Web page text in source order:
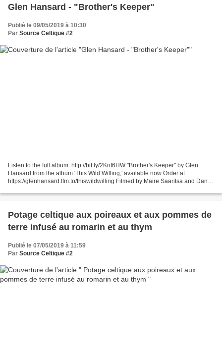
Glen Hansard - "Brother's Keeper"
Publié le 09/05/2019 à 10:30
Par Source Celtique #2
Listen to the full album: http://bit.ly/2KnI6HW "Brother's Keeper" by Glen
Hansard from the album 'This Wild Willing,' available now Order at
https://glenhansard.ffm.to/thiswildwilling Filmed by Maire Saaritsa and Daniel
Potage celtique aux poireaux et aux pommes de
terre infusé au romarin et au thym
Publié le 07/05/2019 à 11:59
Par Source Celtique #2